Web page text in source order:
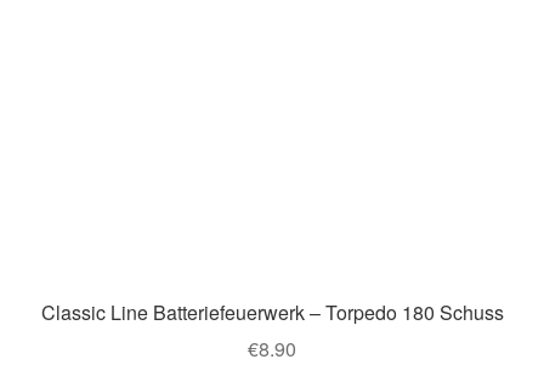
Classic Line Batteriefeuerwerk – Torpedo 180 Schuss
€8.90